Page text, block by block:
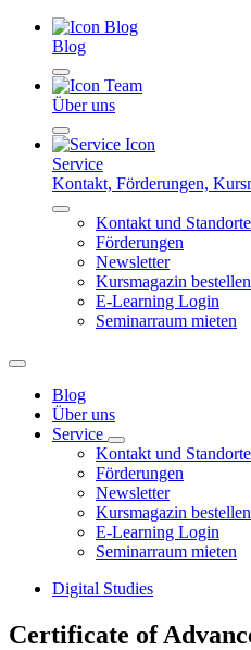
Blog
Über uns
Service
Kontakt, Förderungen,
Kontakt und Standorte
Förderungen
Newsletter
Kursmagazin bestellen
E-Learning Login
Seminarraum mieten
Blog
Über uns
Service
Kontakt und Standorte
Förderungen
Newsletter
Kursmagazin bestellen
E-Learning Login
Seminarraum mieten
Digital Studies
Certificate of